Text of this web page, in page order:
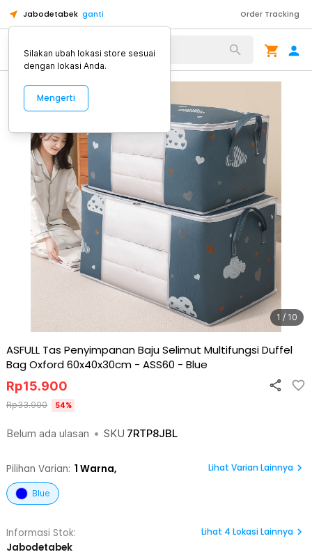
Jabodetabek ganti Order Tracking
Alat Kopi
1 / 10
ASFULL Tas Penyimpanan Baju Selimut Multifungsi Duffel
Bag Oxford 60x40x30cm - ASS60 - Blue
Belum ada ulasan • SKU 7RTP8JBL
Rp15.900
Rp33.900 54%
Pilihan Varian: 1 Warna, Lihat Varian Lainnya
Blue
Informasi Stok:
Jabodetabek
Lihat 4 Lokasi Lainnya
Silakan ubah lokasi store sesuai
dengan lokasi Anda.
Mengerti